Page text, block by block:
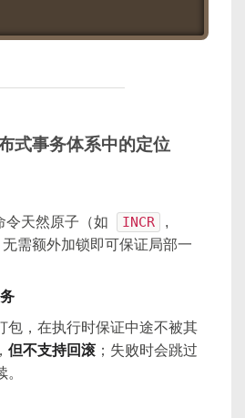
式事务体系中的定位
令天然原子（如 INCR ,
无需额外加锁即可保证局部一
包，在执行时保证中途不被其
但不支持回滚 ；失败时会跳过